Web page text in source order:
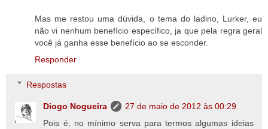
Mas me restou uma dúvida, o tema do ladino, Lurker, eu
não vi nenhum benefício específico, ja que pela regra geral
você já ganha esse benefício ao se esconder.
Responder
Respostas
Diogo Nogueira
27 de maio de 2012 às 00:29
Pois é, no mínimo serva para termos algumas ideias